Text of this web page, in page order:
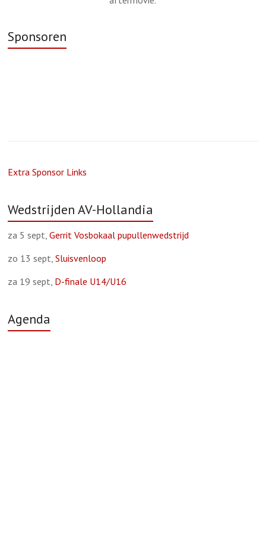
Sponsoren
Extra Sponsor Links
Wedstrijden AV-Hollandia
za 5 sept,Gerrit Vosbokaal pupullenwedstrijd
zo 13 sept,Sluisvenloop
za 19 sept, D-finale U14/U16
Agenda